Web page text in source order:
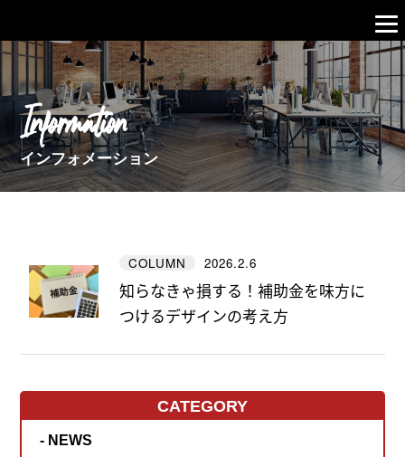
Information
インフォメーション
COLUMN 2026.2.6
知らなきゃ損する！補助金を味方に
つけるデザインの考え方
CATEGORY
- NEWS